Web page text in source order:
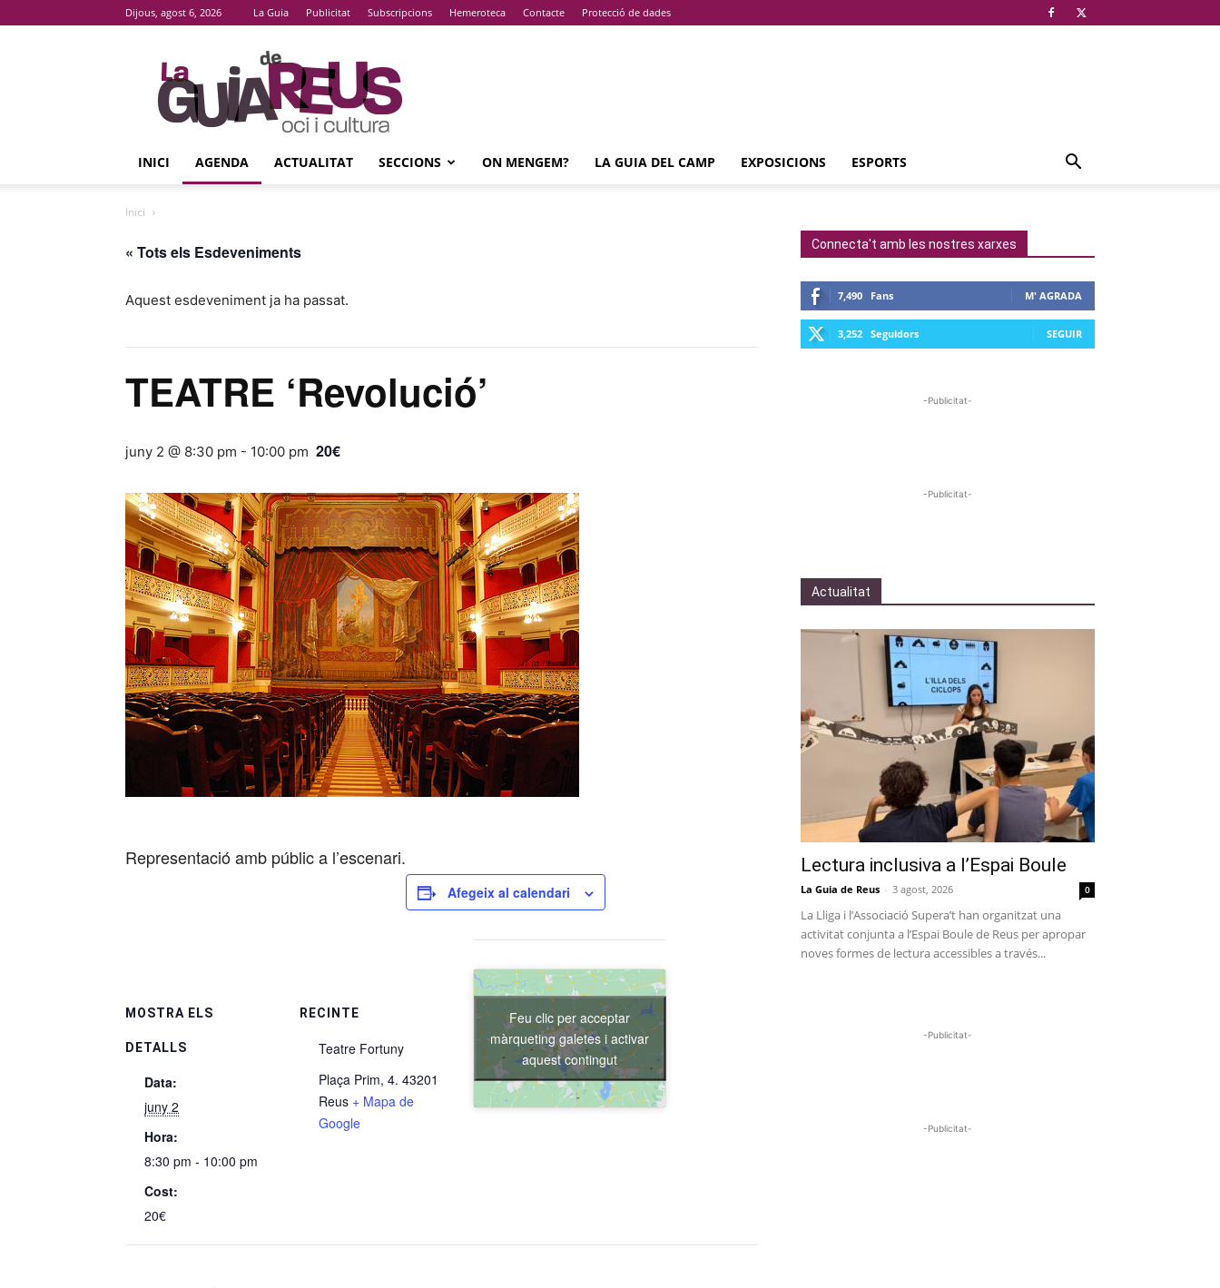
Dijous, agost 6, 2026 La Guia Publicitat Subscripcions Hemeroteca Contacte Protecció de dades
La
Guia
De
Reus
INICI AGENDA ACTUALITAT SECCIONS ON MENGEM? LA GUIA DEL CAMP EXPOSICIONS ESPORTS
Inici
« Tots els Esdeveniments
Aquest esdeveniment ja ha passat.
TEATRE ‘Revolució’
juny 2 @ 8:30 pm - 10:00 pm 20€
Representació amb públic a l’escenari.
Afegeix al calendari
MOSTRA ELS
DETALLS
Data:
juny 2
Hora:
8:30 pm - 10:00 pm
Cost:
20€
RECINTE
Teatre Fortuny
Plaça Prim, 4. 43201
Reus + Mapa de
Google
Feu clic per acceptar
màrqueting galetes i activar
aquest contingut
Connecta't amb les nostres xarxes
7,490 Fans M' AGRADA
3,252 Seguidors SEGUIR
-Publicitat-
-Publicitat-
Actualitat
Lectura inclusiva a l’Espai Boule
La Guia de Reus - 3 agost, 2026 0
La Lliga i l’Associació Supera’t han organitzat una
activitat conjunta a l’Espai Boule de Reus per apropar
noves formes de lectura accessibles a través...
-Publicitat-
-Publicitat-